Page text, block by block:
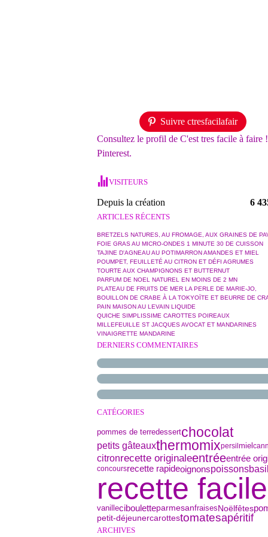
Suivre ctresfacilafair
Consultez le profil de C'est tres facile à faire
Pinterest.
VISITEURS
Depuis la création 6
ARTICLES RÉCENTS
BRETZELS NATURES, AU FROMAGE, AUX GRAINES DE
FOIE GRAS AU MICRO-ONDES 1 MINUTE 30 DE CUISSON
TAJINE D'AGNEAU AU POTIMARRON AMANDES ET MIEL
POUMPET, FEUILLETÉ AU CITRON ET DÉFI AGRUMES
TOURTE AUX CHAMPIGNONS ET BUTTERNUT
PARFUM DE NOEL NATUREL EN MOINS DE 2 MN
PLATEAU DE FRUITS DE MER LA PERLE DE MARIE-JO,
BOUILLON DE CRABE À LA TOKYOÏTE ET BEURRE DE
PAIN MAISON AU LEVAIN LIQUIDE
QUICHE SIMPLISSIME CAROTTES POIREAUX
MILLEFEUILLE ST JACQUES AVOCAT ET MANDARINES
VINAIGRETTE MANDARINE
DERNIERS COMMENTAIRES
CATÉGORIES
pommes de terredessertchocolat
petits gâteauxthermomixpersilmiel
citronrecette originaleentréeentrée
concoursrecette rapideoignonspoissons
recette facile
vanillecibouletteparmesanfraisesNoëlfêtes
petit-déjeunercarottestomatesapéritif
ARCHIVES